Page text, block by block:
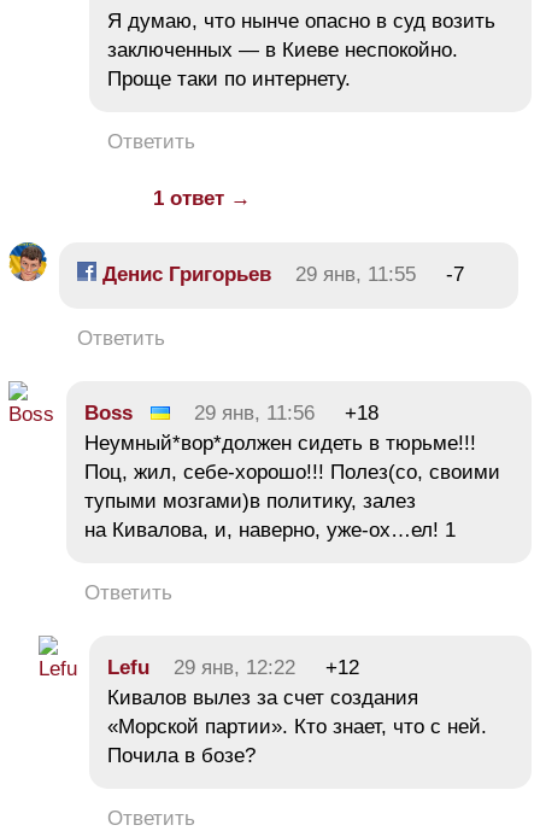
Я думаю, что нынче опасно в суд возить
заключенных — в Киеве неспокойно.
Проще таки по интернету.
Ответить
1 ответ →
Денис Григорьев 29 янв, 11:55 -7
Ответить
Boss 29 янв, 11:56
+18
Неумный*вор*должен сидеть в тюрьме!!!
Поц, жил, себе-хорошо!!! Полез(со, своими
тупыми мозгами)в политику, залез
на Кивалова, и, наверно, уже-ох…ел! 1
Ответить
Lefu 29 янв, 12:22
+12
Кивалов вылез за счет создания
«Морской партии». Кто знает, что с ней.
Почила в бозе?
Ответить